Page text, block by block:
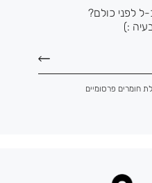
לפני כולם?
:)
חומרים פרסומיים